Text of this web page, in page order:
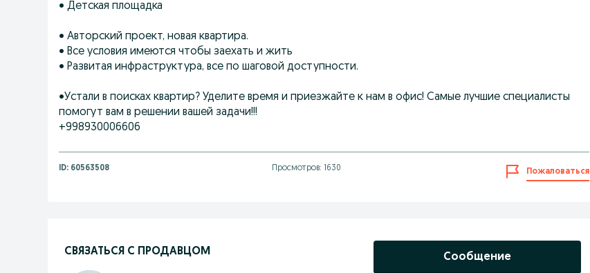
• Детская площадка
• Авторский проект, новая квартира.
• Все условия имеются чтобы заехать и жить
• Развитая инфраструктура, все по шаговой доступности.
•Устали в поисках квартир? Уделите время и приезжайте к нам в офис! Самые лучшие специалисты
помогут вам в решении вашей задачи!!!
+998930006606
ID: 60563508 Просмотров: 1630 Пожаловаться
СВЯЗАТЬСЯ С ПРОДАВЦОМ
Сообщение